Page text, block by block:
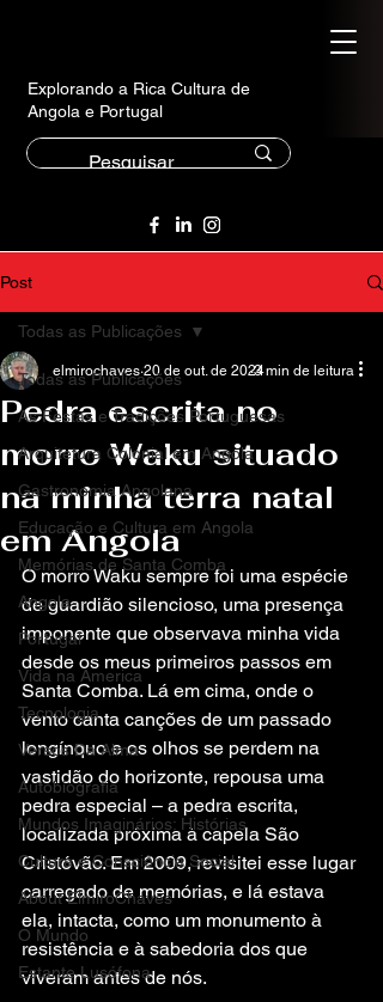
Explorando a Rica Cultura de
Angola e Portugal
Post
Todas as Publicações
As Festas e Tradições Portuguesas
Arquitetura Colonial em Angola
Gastronomia Angolana
Educação e Cultura em Angola
Memórias de Santa Comba
Angola
Portugal
Vida na America
Tecnologia
Versos Da Alma
Autobiografia
Mundos Imaginários: Histórias
Cultura e Consciência Social
About ElmiroChaves
O Mundo
Estante Lusófona
Todas as Publicações
Pedra escrita no
morro Waku situado
na minha terra natal
em Angola
elmirochaves 20 de out. de 20243 min de leitura
O morro Waku sempre foi uma espécie
de guardião silencioso, uma presença
imponente que observava minha vida
desde os meus primeiros passos em
Santa Comba. Lá em cima, onde o
vento canta canções de um passado
longínquo e os olhos se perdem na
vastidão do horizonte, repousa uma
pedra especial – a pedra escrita,
localizada próxima à capela São
Cristóvão. Em 2009, revisitei esse lugar
carregado de memórias, e lá estava
ela, intacta, como um monumento à
resistência e à sabedoria dos que
viveram antes de nós.